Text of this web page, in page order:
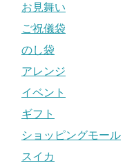
お見舞い
ご祝儀袋
のし袋
アレンジ
イベント
ギフト
ショッピングモール
スイカ